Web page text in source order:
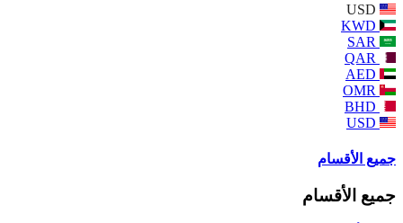
USD
KWD
SAR
QAR
AED
OMR
BHD
USD
جميع الأقسام
جميع الأقسام